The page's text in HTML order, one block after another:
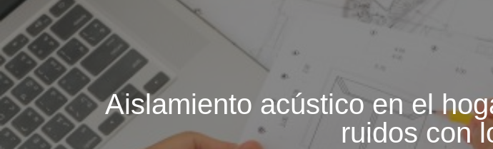
Aislamiento acústico en el
ruidos con